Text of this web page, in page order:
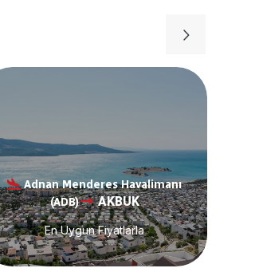
Adnan Menderes Havalimanı
(ADB)
AKBUK
En Uygun Fiyatlarla